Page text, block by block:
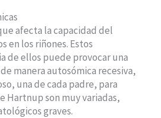
afecta la capacidad del
en los riñones. Estos
de ellos puede provocar una
manera autosómica recesiva,
una de cada padre, para
Hartnup son muy variadas,
graves.